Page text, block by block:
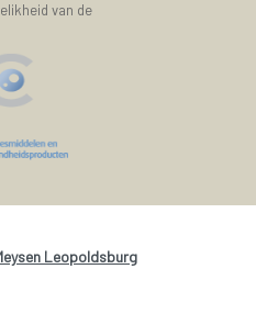
van de
Leopoldsburg